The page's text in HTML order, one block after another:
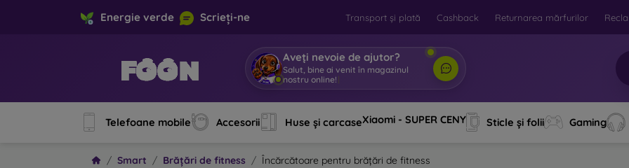
Energie verde Scrieți-ne Transport și plată Cashback Returnarea mărfurilor
Aveți nevoie de ajutor?
Salut, bine ai venit în magazinul
nostru online!
Telefoane mobile Accesorii Huse și carcaseXiaomi - SUPER CENY Sticle și folii Gaming
Smart Brățări de fitness Încărcătoare pentru brățări de fitness